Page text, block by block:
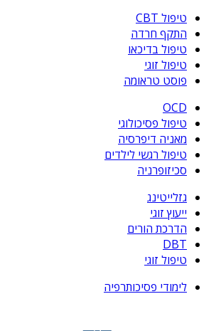
טיפול CBT
התקף חרדה
טיפול בדיכאו
טיפול זוגי
פוסט טראומה
OCD
טיפול פסיכולוגי
מאניה דיפרסיה
טיפול רגשי לילדים
סכיזופרניה
גזלייטינג
ייעוץ זוגי
הדרכת הורים
DBT
טיפול זוגי
לימודי פסיכותרפיה